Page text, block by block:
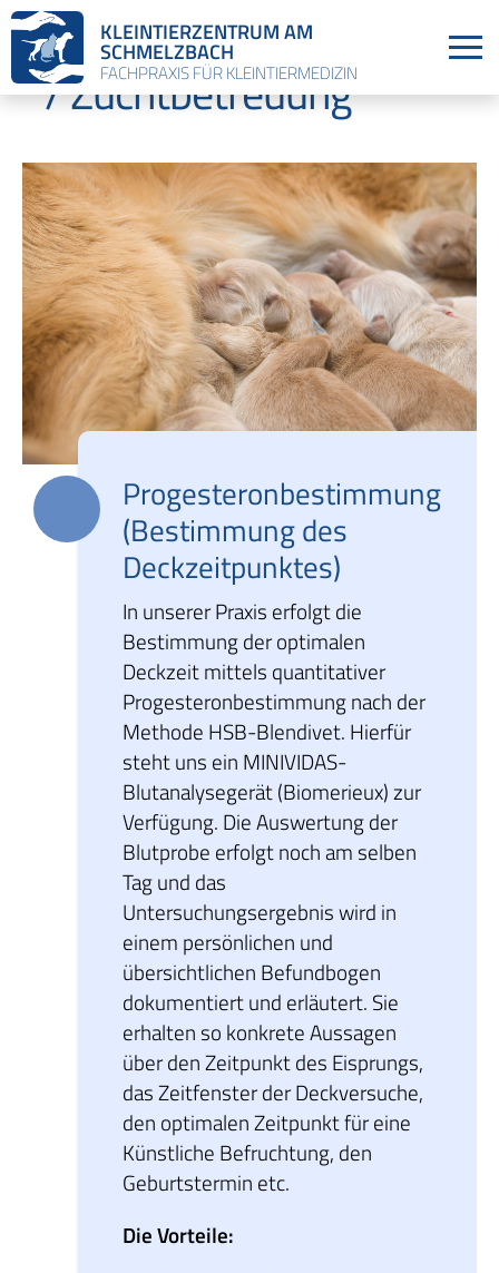
KLEINTIERZENTRUM AM
SCHMELZBACH
FACHPRAXIS FÜR KLEINTIERMEDIZIN
Reproduktionsmedizin
/ Zuchtbetreuung
Progesteronbestimmung
(Bestimmung des
Deckzeitpunktes)
In unserer Praxis erfolgt die
Bestimmung der optimalen
Deckzeit mittels quantitativer
Progesteronbestimmung nach der
Methode HSB-Blendivet. Hierfür
steht uns ein MINIVIDAS-
Blutanalysegerät (Biomerieux) zur
Verfügung. Die Auswertung der
Blutprobe erfolgt noch am selben
Tag und das
Untersuchungsergebnis wird in
einem persönlichen und
übersichtlichen Befundbogen
dokumentiert und erläutert. Sie
erhalten so konkrete Aussagen
über den Zeitpunkt des Eisprungs,
das Zeitfenster der Deckversuche,
den optimalen Zeitpunkt für eine
Künstliche Befruchtung, den
Geburtstermin etc.
Die Vorteile: